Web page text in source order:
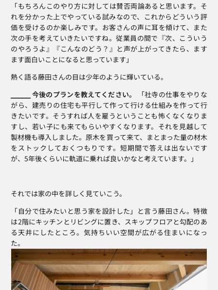
「もちろんこのやり方に対しては賛否両論あると思います。そ
れを分かった上でやっている試みなので、これからどういう評
価を受けるのか楽しみです。お客さんの声に耳を傾けて、また
次の手を考えていきたいですね。従業員の間で『次、こういう
のやろうよ』『こんなのどう？』と声が上がってきたら、ます
ます面白いことになると思っています」
熱く語る藤田さんの目は少年のように輝いている。
⎯⎯⎯⎯⎯ 今後のプランを教えてください。
「社寺の仕事をやりな
がら、建売りの住宅も平行して作って行ける仕組みを作って行
きたいです。そうすれば人を雇うということも怖くなくなりま
すし、若い子にも来てもらいやすくなります。それを見越して
製材機も導入しました。原木を買って来て、まとまった量の材木
をストックしておくつもりです。短期間で答えは出ないです
が、5年後くらいに軌道に乗れば良いかなと考えています。」
それでは家の中を詳しく見ていこう。
「自分で住みたいと思う家を設計した」と言う藤田さん。特徴
は2階にキッチンとリビングに置き、スキップフロアと勾配のあ
る天井にしたところ。気持ちいい空間が広がる住まいになっ
た。